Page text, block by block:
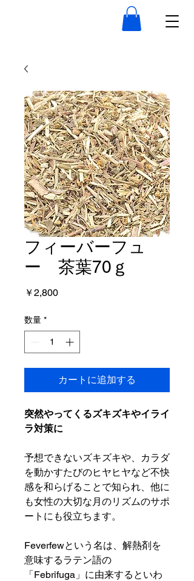
フィーバーフュ
ー 茶葉70ｇ
￥2,800価
数量 *
カートに追加する
突然やってくるズキズキやイライ
ラ対策に
予想できないズキズキや、カラダ
を動かすたびのヒヤヒヤなど不快
感を和らげることで知られ、他に
も女性の大切な月のリズムのサポ
ートにも役立ちます。
Feverfewという名は、解熱剤を
意味するラテン語の
「Febrifuga」に由来するといわ